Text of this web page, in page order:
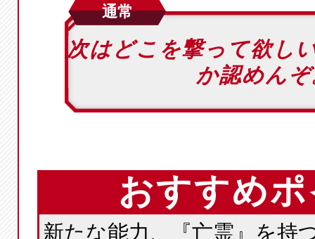
通常
次はどこを撃って欲
か認めん
おすすめ
新たな能力、『亡霊』を持